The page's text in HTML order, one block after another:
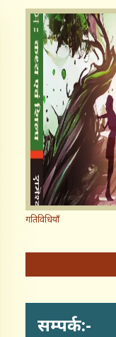
गतिविधियाँ
सम्पर्क:-